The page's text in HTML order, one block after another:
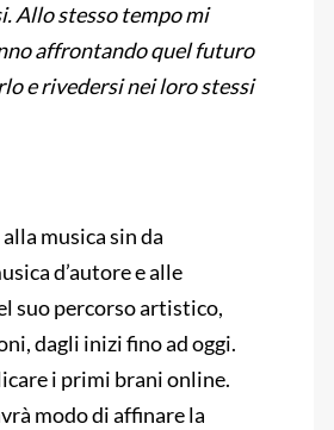
Allo stesso tempo mi
affrontando quel futuro
e rivedersi nei loro stessi
musica sin da
d’autore e alle
suo percorso artistico,
dagli inizi fino ad oggi.
i primi brani online.
modo di affinare la